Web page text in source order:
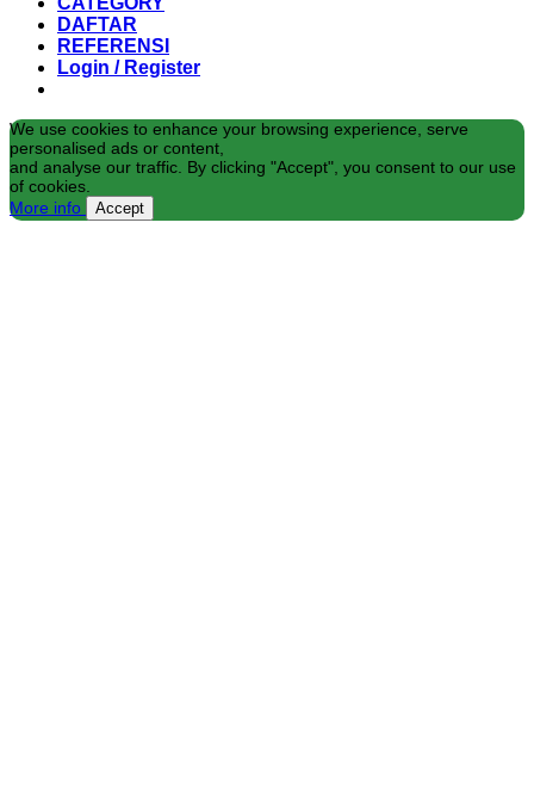
DAFTAR
REFERENSI
Login / Register
We use cookies to enhance your browsing experience, serve
personalised ads or content,
and analyse our traffic. By clicking "Accept", you consent to our use
of cookies.
More info
Accept